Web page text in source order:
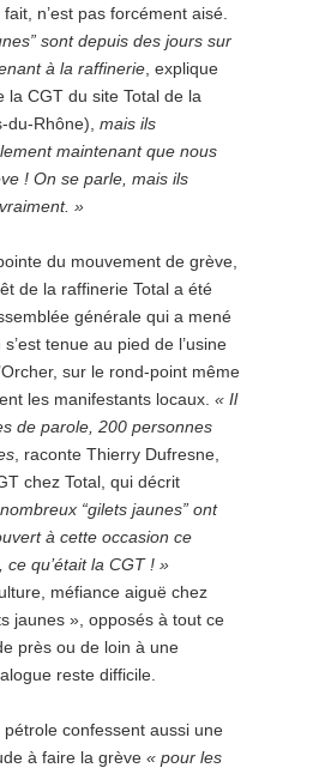
n’est pas forcément aisé.
sont depuis des jours sur
à la raffinerie , explique
la CGT du site Total de la
du-Rhône), mais ils
maintenant que nous
! On se parle, mais ils
»
du mouvement de grève,
de la raffinerie Total a été
générale qui a mené
tenue au pied de l’usine
sur le rond-point même
les manifestants locaux. « Il
de parole, 200 personnes
, raconte Thierry Dufresne,
chez Total, qui décrit
nombreux “gilets jaunes” ont
à cette occasion ce
ce qu’était la CGT ! »
méfiance aiguë chez
jaunes », opposés à tout ce
près ou de loin à une
reste difficile.
confessent aussi une
à faire la grève « pour les